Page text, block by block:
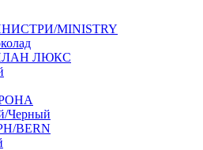
MINISTRY
ЛЮКС
Черный
BERN